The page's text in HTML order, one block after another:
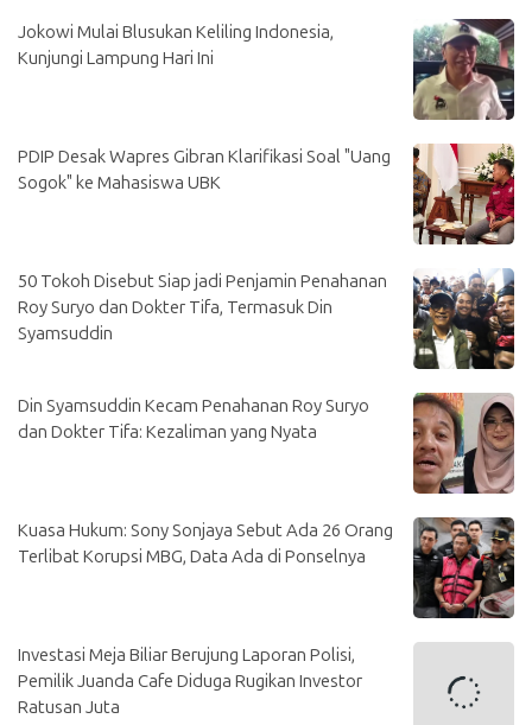
Jokowi Mulai Blusukan Keliling Indonesia,
Kunjungi Lampung Hari Ini
PDIP Desak Wapres Gibran Klarifikasi Soal "Uang
Sogok" ke Mahasiswa UBK
50 Tokoh Disebut Siap jadi Penjamin Penahanan
Roy Suryo dan Dokter Tifa, Termasuk Din
Syamsuddin
Din Syamsuddin Kecam Penahanan Roy Suryo
dan Dokter Tifa: Kezaliman yang Nyata
Kuasa Hukum: Sony Sonjaya Sebut Ada 26 Orang
Terlibat Korupsi MBG, Data Ada di Ponselnya
Investasi Meja Biliar Berujung Laporan Polisi,
Pemilik Juanda Cafe Diduga Rugikan Investor
Ratusan Juta